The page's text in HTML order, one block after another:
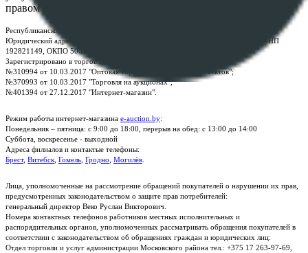
правом
Республиканское унитарное предприятие по оказанию услуг "БелЮрОбеспечение"
Юридический адрес: г. Минск, пр-т. Дзержинского, 1Б, e-mail:
, УНП
192821149, ОКПО 500111895000
Зарегистрировано в торговом реестре Республики Беларусь:
№310994 от 10.03.2017 "Оптовая торговля без торговых объектов";
№370993 от 10.03.2017 "Торговля на аукционах";
№401394 от 27.12.2017 "Интернет-магазин".
Режим работы интернет-магазина e-auction.by:
Понедельник – пятница: с 9:00 до 18:00, перерыв на обед: с 13:00 до 14:00
Суббота, воскресенье - выходной
Адреса филиалов и контактые телефоны:
Брест, Витебск Гомель Гродно Могилёв
Лица, уполномоченные на рассмотрение обращений покупателей о нарушении их прав,
предусмотренных законодательством о защите прав потребителей:
генеральный директор Веко Руслан Викторович.
Номера контактных телефонов работников местных исполнительных и
распорядительных органов, уполномоченных рассматривать обращения покупателей в
соответствии с законодательством об обращениях граждан и юридических лиц:
Отдел торговли и услуг администрации Московского района тел.: +375 17 263-97-69,